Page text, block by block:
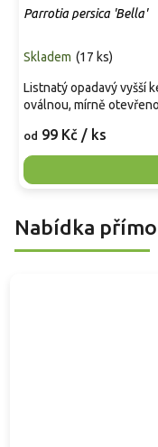
Parrotia persica 'Bella'
Skladem (17 ks)
od 99 Kč / ks
Listnatý opadavý vyšší
oválnou, mírně
Nabídka